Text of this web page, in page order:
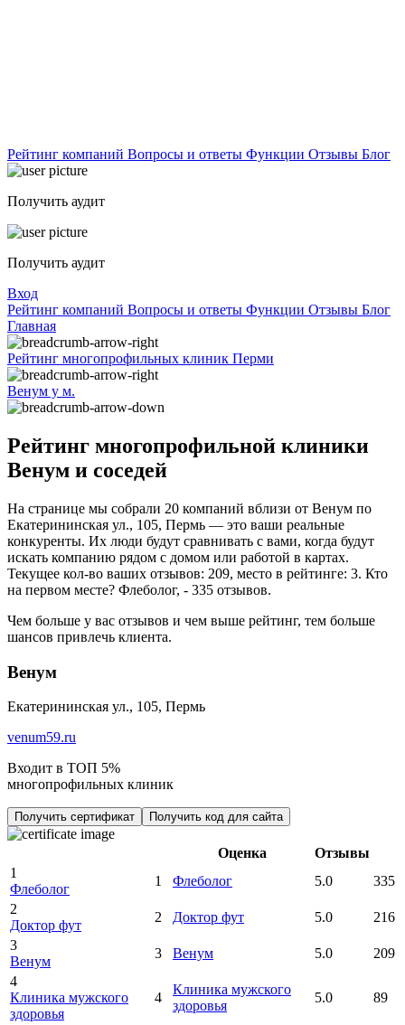
Рейтинг компаний Вопросы и ответы Функции Отзывы Блог
Получить аудит
Получить аудит
Вход
Рейтинг компаний Вопросы и ответы Функции Отзывы Блог
Главная
Рейтинг многопрофильных клиник Перми
Венум у м.
Рейтинг многопрофильной клиники
Венум и соседей
На странице мы собрали 20 компаний вблизи от Венум по
Екатерининская ул., 105, Пермь — это ваши реальные
конкуренты. Их люди будут сравнивать с вами, когда будут
искать компанию рядом с домом или работой в картах.
Текущее кол-во ваших отзывов: 209, место в рейтинге: 3. Кто
на первом месте? Флеболог, - 335 отзывов.
Чем больше у вас отзывов и чем выше рейтинг, тем больше
шансов привлечь клиента.
Венум
Екатерининская ул., 105, Пермь
venum59.ru
Входит в ТОП 5%
многопрофильных клиник
Получить сертификат Получить код для сайта
Оценка
Отзывы
1
Флеболог
1 Флеболог 5.0
335
2
Доктор фут
2 Доктор фут 5.0
216
3
Венум
3 Венум 5.0
209
4
Клиника мужского
здоровья
4
Клиника мужского
здоровья
5.0 89